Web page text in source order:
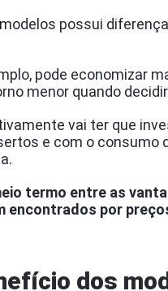
possui
pode economizar
menor quando
vai ter que
e com o consumo
termo entre as
encontrados por
dos